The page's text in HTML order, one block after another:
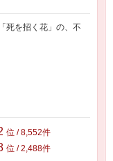
死を招く花」の、不
位 / 8,552件
位 / 2,488件